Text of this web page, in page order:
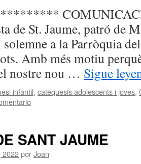
de St. Jaume, patró de
solemne a la Parròquia
Amb més motiu
nostre nou … Sigue
infantil, catequesis adolescents i joves,
SANT JAUME
2022porJoan